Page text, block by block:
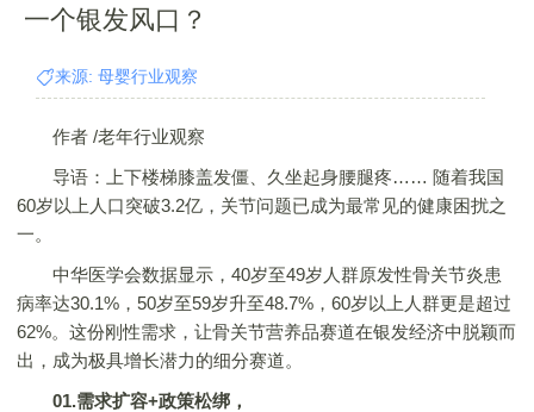
一个银发风口？
来源: 母婴行业观察
作者 /老年行业观察
导语：上下楼梯膝盖发僵、久坐起身腰腿疼…… 随着我国
60岁以上人口突破3.2亿，关节问题已成为最常见的健康困扰之
一。
中华医学会数据显示，40岁至49岁人群原发性骨关节炎患
病率达30.1%，50岁至59岁升至48.7%，60岁以上人群更是超过
62%。这份刚性需求，让骨关节营养品赛道在银发经济中脱颖而
出，成为极具增长潜力的细分赛道。
01.需求扩容+政策松绑，